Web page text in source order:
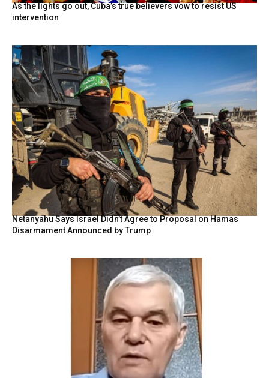
As the lights go out, Cuba’s true believers vow to resist US
intervention
Netanyahu Says Israel Didn’t Agree to Proposal on Hamas
Disarmament Announced by Trump